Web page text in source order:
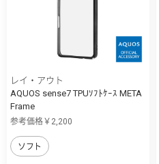
レイ・アウト
AQUOS sense7 TPUｿﾌﾄｹｰｽ META
Frame
参考価格￥2,200
ソフト